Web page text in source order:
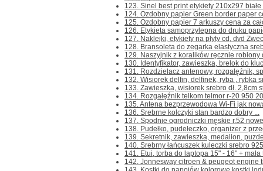
123. Sinel best print etykiety 210x297 białe
124. Ozdobny papier Green border paper
125. Ozdobny papier 7 arkuszy cena za
126. Etykieta samoprzylepna do druku
127. Naklejki, etykiety na płyty cd, dvd
128. Bransoleta do zegarka elastyczna
129. Naszyjnik z koralików ręcznie robiony
130. Identyfikator, zawieszka, brelok do
131. Rozdzielacz antenowy, rozgałęźnik,
132. Wisiorek delfin, delfinek, ryba , rybka
133. Zawieszka, wisiorek srebro dł. 2,8cm
134. Rozgałęźnik telkom telmor r-20 950
135. Antena bezprzewodowa Wi-Fi jak
136. Srebrne kolczyki stan bardzo dobry ...
137. Spodnie ogrodniczki męskie r.52
138. Pudełko, pudełeczko, organizer z
139. Sekretnik, zawieszka, medalion,
140. Srebrny łańcuszek kuleczki srebro
141. Etui, torba do laptopa 15" - 16" + mała
142. Jonnesway citroen & peugeot engine